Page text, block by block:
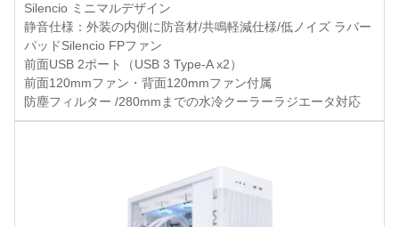
Silencio ミニマルデザイン
静音仕様：外装の内側に防音材/共鳴軽減仕様/低ノイズ ラバー
パッドSilencio FPファン
前面USB 2ポート（USB 3 Type-A x2）
前面120mmファン・背面120mmファン付属
防塵フィルター /280mmまでの水冷クーラーラジエータ対応